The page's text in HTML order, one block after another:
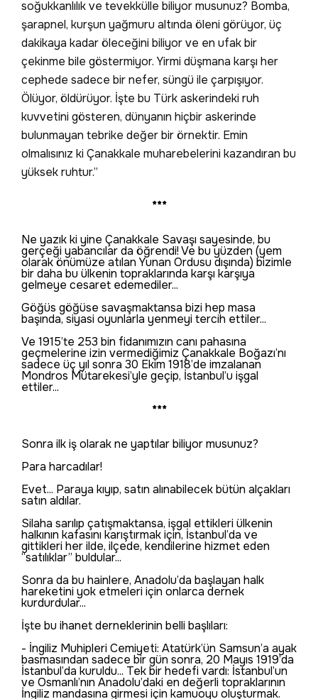
soğukkanlılık ve tevekkülle biliyor musunuz? Bomba,
şarapnel, kurşun yağmuru altında öleni görüyor, üç
dakikaya kadar öleceğini biliyor ve en ufak bir
çekinme bile göstermiyor. Yirmi düşmana karşı her
cephede sadece bir nefer, süngü ile çarpışıyor.
Ölüyor, öldürüyor. İşte bu Türk askerindeki ruh
kuvvetini gösteren, dünyanın hiçbir askerinde
bulunmayan tebrike değer bir örnektir. Emin
olmalısınız ki Çanakkale muharebelerini kazandıran bu
yüksek ruhtur.”
***
Ne yazık ki yine Çanakkale Savaşı sayesinde, bu
gerçeği yabancılar da öğrendi! Ve bu yüzden (yem
olarak önümüze atılan Yunan Ordusu dışında) bizimle
bir daha bu ülkenin topraklarında karşı karşıya
gelmeye cesaret edemediler...
Göğüs göğüse savaşmaktansa bizi hep masa
başında, siyasi oyunlarla yenmeyi tercih ettiler...
Ve 1915’te 253 bin fidanımızın canı pahasına
geçmelerine izin vermediğimiz Çanakkale Boğazı’nı
sadece üç yıl sonra 30 Ekim 1918’de imzalanan
Mondros Mütarekesi’yle geçip, İstanbul’u işgal
ettiler...
***
Sonra ilk iş olarak ne yaptılar biliyor musunuz?
Para harcadılar!
Evet... Paraya kıyıp, satın alınabilecek bütün alçakları
satın aldılar.
Silaha sarılıp çatışmaktansa, işgal ettikleri ülkenin
halkının kafasını karıştırmak için, İstanbul’da ve
gittikleri her ilde, ilçede, kendilerine hizmet eden
“satılıklar” buldular...
Sonra da bu hainlere, Anadolu’da başlayan halk
hareketini yok etmeleri için onlarca dernek
kurdurdular...
İşte bu ihanet derneklerinin belli başlıları:
- İngiliz Muhipleri Cemiyeti: Atatürk’ün Samsun’a ayak
basmasından sadece bir gün sonra, 20 Mayıs 1919’da
İstanbul’da kuruldu... Tek bir hedefi vardı: İstanbul’un
ve Osmanlı’nın Anadolu’daki en değerli topraklarının
İngiliz mandasına girmesi için kamuoyu oluşturmak.